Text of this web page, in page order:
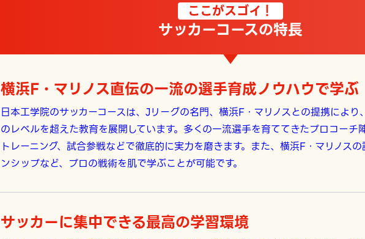
ここがスゴイ！
サッカーコースの特長
横浜F・マリノス直伝の一流の選手育成ノウハウで学ぶ
日本工学院のサッカーコースは、Jリーグの名門、横浜F・マリノスとの提携により
のレベルを超えた教育を展開しています。多くの一流選手を育ててきたプロコーチ
トレーニング、試合参戦などで徹底的に実力を磨きます。また、横浜F・マリノス
ンシップなど、プロの戦術を肌で学ぶことが可能です。
サッカーに集中できる最高の学習環境